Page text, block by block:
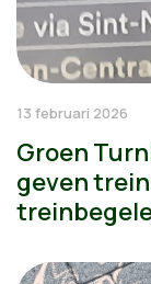
13 februari 2026
Groen
geven